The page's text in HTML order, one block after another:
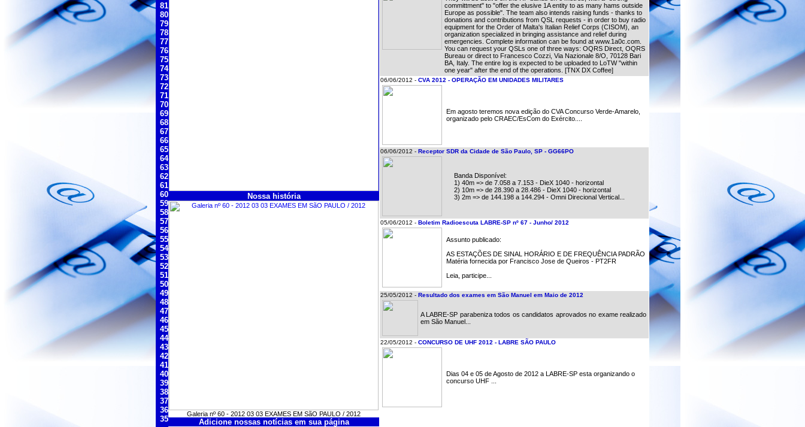
81
80
79
78
77
76
75
74
73
72
71
70
69
68
67
66
65
64
63
62
61
60
59
58
57
56
55
54
53
52
51
50
49
48
47
46
45
44
43
42
41
40
39
38
37
36
35
Nossa história
Galeria nº 60 - 2012 03 03 EXAMES EM SãO PAULO / 2012
Adicione nossas notícias em sua página
committment" to "offer the elusive 1A entity to as many hams outside
Europe as possible". The team also intends raising funds - thanks to
donations and contributions from QSL requests - in order to buy radio
equipment for the Order of Malta's Italian Relief Corps (CISOM), an
organization specialized in bringing assistance and relief during
emergencies. Complete information can be found at www.1a0c.com.
You can request your QSLs one of three ways: OQRS Direct, OQRS
Bureau or direct to Francesco Cozzi, Via Nazionale 8/O, 70128 Bari
BA, Italy. The entire log is expected to be uploaded to LoTW "within
one year" after the end of the operations. [TNX DX Coffee]
06/06/2012 - CVA 2012 - OPERAÇÃO EM UNIDADES MILITARES
Em agosto teremos nova edição do CVA Concurso Verde-Amarelo,
organizado pelo CRAEC/EsCom do Exército....
06/06/2012 - Receptor SDR da Cidade de São Paulo, SP - GG66PO
Banda Disponível:
1) 40m => de 7.058 a 7.153 - DieX 1040 - horizontal
2) 10m => de 28.390 a 28.486 - DieX 1040 - horizontal
3) 2m => de 144.198 a 144.294 - Omni Direcional Vertical...
05/06/2012 - Boletim Radioescuta LABRE-SP nº 67 - Junho/ 2012
Assunto publicado:
AS ESTAÇÕES DE SINAL HORÁRIO E DE FREQUÊNCIA PADRÃO
Matéria fornecida por Francisco Jose de Queiros - PT2FR
Leia, participe...
25/05/2012 - Resultado dos exames em São Manuel em Maio de 2012
A LABRE-SP parabeniza todos os candidatos aprovados no exame realizado
em São Manuel...
22/05/2012 - CONCURSO DE UHF 2012 - LABRE SÃO PAULO
Dias 04 e 05 de Agosto de 2012 a LABRE-SP esta organizando o
concurso UHF ...